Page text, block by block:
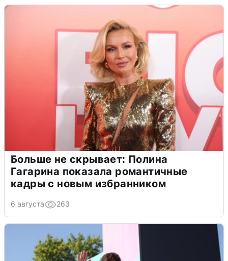
Больше не скрывает: Полина
Гагарина показала романтичные
кадры с новым избранником
6 августа 263